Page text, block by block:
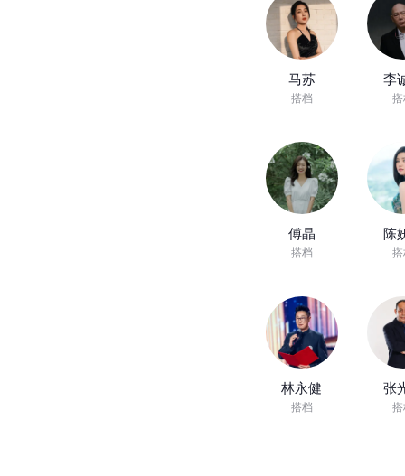
马苏
搭档
李
傅晶
搭档
陈
林永健
搭档
张